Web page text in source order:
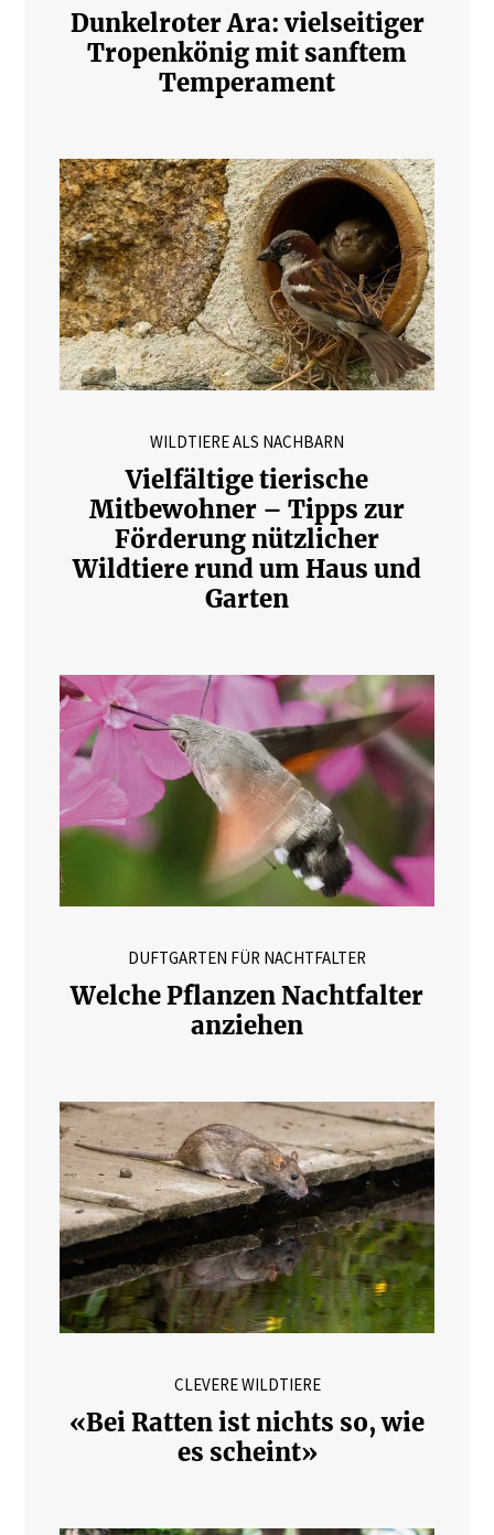
Dunkelroter Ara: vielseitiger
Tropenkönig mit sanftem
Temperament
WILDTIERE ALS NACHBARN
Vielfältige tierische
Mitbewohner – Tipps zur
Förderung nützlicher
Wildtiere rund um Haus und
Garten
DUFTGARTEN FÜR NACHTFALTER
Welche Pflanzen Nachtfalter
anziehen
CLEVERE WILDTIERE
«Bei Ratten ist nichts so, wie
es scheint»